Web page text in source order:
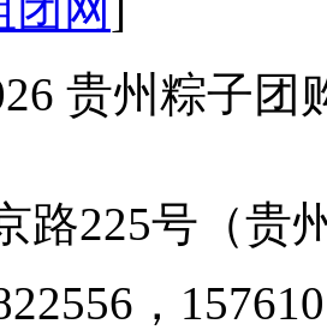
贵州粽子
路225号（贵
，